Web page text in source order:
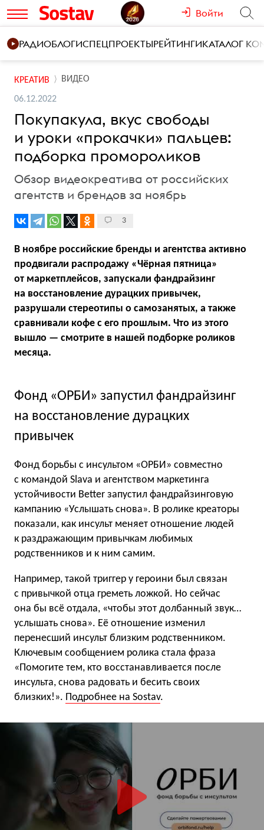
Войти
РАДИОБЛОГИСПЕЦПРОЕКТЫРЕЙТИНГИКАТАЛОГ
КРЕАТИВ ВИДЕО
06.12.2022
Покупакула, вкус свободы
и уроки «прокачки» пальцев:
подборка промороликов
Обзор видеокреатива от российских
агентств и брендов за ноябрь
3
В ноябре российские бренды и агентства активно
продвигали распродажу «Чёрная пятница»
от маркетплейсов, запускали фандрайзинг
на восстановление дурацких привычек,
разрушали стереотипы о самозанятых, а также
сравнивали кофе с его прошлым. Что из этого
вышло — смотрите в нашей подборке роликов
месяца.
Фонд «ОРБИ» запустил фандрайзинг
на восстановление дурацких
привычек
Фонд борьбы с инсультом «ОРБИ» совместно
с командой Slava и агентством маркетинга
устойчивости Better запустил фандрайзинговую
кампанию «Услышать снова». В ролике креаторы
показали, как инсульт меняет отношение людей
к раздражающим привычкам любимых
родственников и к ним самим.
Например, такой триггер у героини был связан
с привычкой отца греметь ложкой. Но сейчас
она бы всё отдала, «чтобы этот долбанный звук…
услышать снова». Её отношение изменил
перенесший инсульт близким родственником.
Ключевым сообщением ролика стала фраза
«Помогите тем, кто восстанавливается после
инсульта, снова радовать и бесить своих
близких!». Подробнее на Sostav.